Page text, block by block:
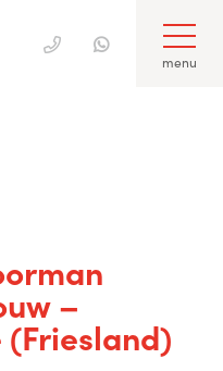
menu
–
(Friesland)